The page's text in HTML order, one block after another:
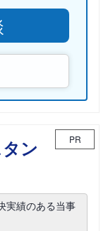
ン
PR
実績のある当事